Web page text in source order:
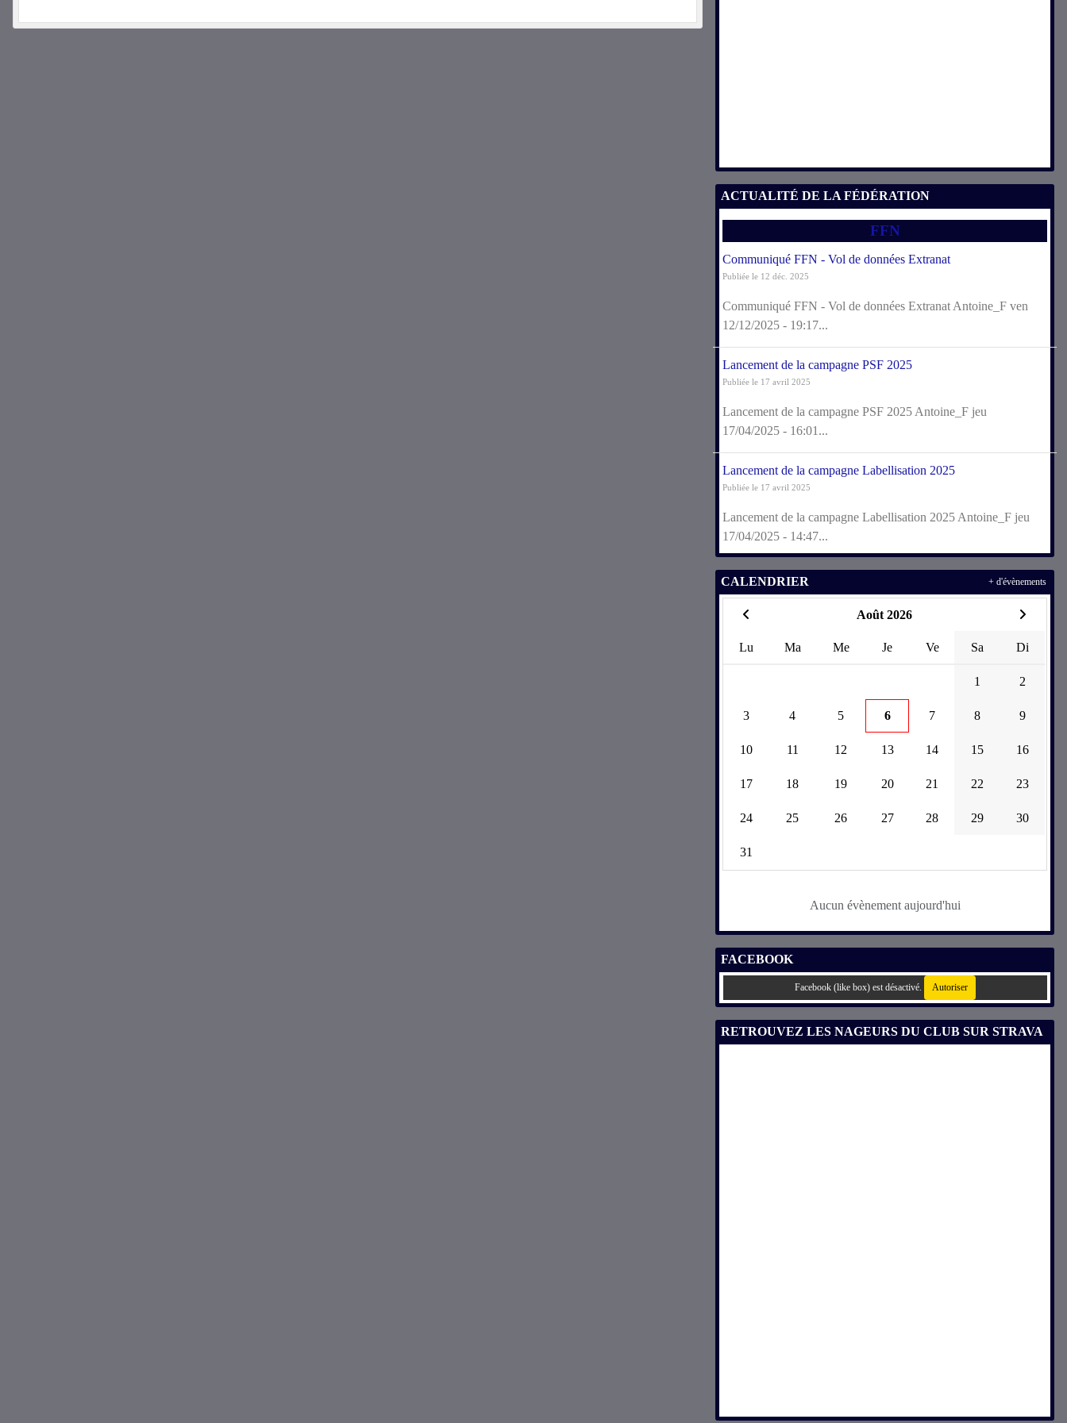
ACTUALITÉ DE LA FÉDÉRATION
FFN
Communiqué FFN - Vol de données Extranat
Publiée le 12 déc. 2025
Communiqué FFN - Vol de données Extranat Antoine_F ven
12/12/2025 - 19:17...
Lancement de la campagne PSF 2025
Publiée le 17 avril 2025
Lancement de la campagne PSF 2025 Antoine_F jeu
17/04/2025 - 16:01...
Lancement de la campagne Labellisation 2025
Publiée le 17 avril 2025
Lancement de la campagne Labellisation 2025 Antoine_F jeu
17/04/2025 - 14:47...
CALENDRIER
Août 2026
Lu Ma Me Je Ve Sa Di
1 2
3 4 5 6 7 8 9
10 11 12 13 14 15 16
17 18 19 20 21 22 23
24 25 26 27 28 29 30
31
Aucun évènement aujourd'hui
+ d'évènements
FACEBOOK
Facebook (like box) est désactivé. Autoriser
RETROUVEZ LES NAGEURS DU CLUB SUR STRAVA